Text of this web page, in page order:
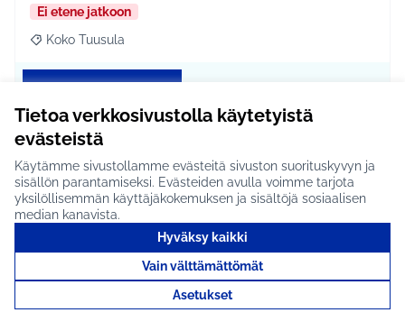
Tietoa verkkosivustolla käytetyistä
evästeistä
Käytämme sivustollamme evästeitä sivuston suorituskyvyn ja
sisällön parantamiseksi. Evästeiden avulla voimme tarjota
yksilöllisemmän käyttäjäkokemuksen ja sisältöjä sosiaalisen
median kanavista.
Hyväksy kaikki
Vain välttämättömät
Asetukset
Ei etene jatkoon
Rajaa tulokset aihepiirin mukaan: Koko Tuusula
Koko Tuusula
Sähköpotkulautoja Jokelaan
#874
Sähköpotkulautoja Jokelaan. Idean hyödyt:
Helpottaa kulkua keskustan alueella. Mahdolliset
yh…